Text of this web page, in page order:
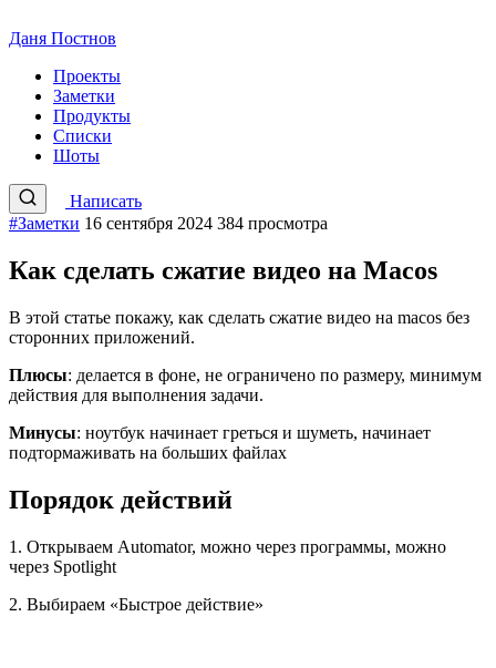
Даня Постнов
Проекты
Заметки
Продукты
Списки
Шоты
Написать
#Заметки 16 сентября 2024 384 просмотра
Как сделать сжатие видео на Macos
В этой статье покажу, как сделать сжатие видео на macos без
сторонних приложений.
Плюсы: делается в фоне, не ограничено по размеру, минимум
действия для выполнения задачи.
Минусы: ноутбук начинает греться и шуметь, начинает
подтормаживать на больших файлах
Порядок действий
1. Открываем Automator, можно через программы, можно
через Spotlight
2. Выбираем «Быстрое действие»